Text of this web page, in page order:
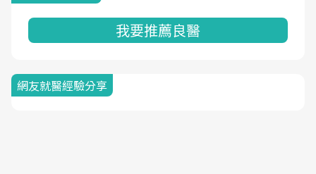
我要推薦良醫
網友就醫經驗分享